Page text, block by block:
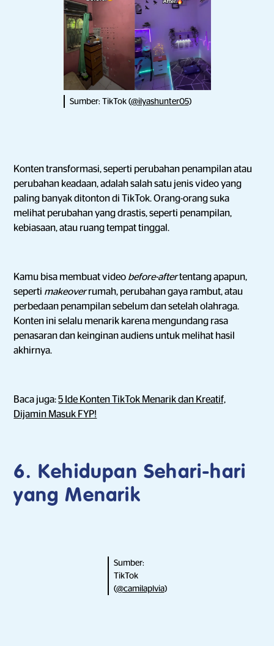
Sumber: TikTok (@ilyashunter05)
Konten transformasi, seperti perubahan penampilan atau
perubahan keadaan, adalah salah satu jenis video yang
paling banyak ditonton di TikTok. Orang-orang suka
melihat perubahan yang drastis, seperti penampilan,
kebiasaan, atau ruang tempat tinggal.
Kamu bisa membuat video before-aftertentang apapun,
seperti makeoverrumah, perubahan gaya rambut, atau
perbedaan penampilan sebelum dan setelah olahraga.
Konten ini selalu menarik karena mengundang rasa
penasaran dan keinginan audiens untuk melihat hasil
akhirnya.
Baca juga:5 Ide Konten TikTok Menarik dan Kreatif,
Dijamin Masuk FYP!
6. Kehidupan Sehari-hari
yang Menarik
Sumber:
TikTok
(@camilaplvia)